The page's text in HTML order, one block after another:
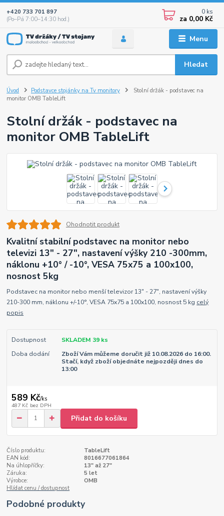
Menu
Hledat
+420 733 701 897
(Po–Pá 7:00–14:30 hod.)
0 ks
za 0,00 Kč
Úvod Podstavce stojánky na Tv monitory
Stolní držák - podstavec na
monitor OMB TableLift
Stolní držák - podstavec na
monitor OMB TableLift
Ohodnotit produkt
Kvalitní stabilní podstavec na monitor nebo
televizi 13" - 27", nastavení výšky 210 -300mm,
náklonu +10° / -10°, VESA 75x75 a 100x100,
nosnost 5kg
Podstavec na monitor nebo menší televizor 13" - 27", nastavení výšky
210-300 mm, náklonu +/-10°, VESA 75x75 a 100x100, nosnost 5 kg celý
popis
Dostupnost
SKLADEM 39 ks
Doba dodání
Zboží Vám můžeme doručit již 10.08.2026 do 16:00.
Stačí, když zboží objednáte nejpozději dnes do
13:00
589 Kč/ks
487 Kč bez DPH
Přidat do košíku
Číslo produktu:
TableLift
EAN kód:
8016677061864
Na úhlopříčky:
13" až 27"
Záruka:
5 let
Výrobce:
OMB
Hlídat cenu / dostupnost
Podobné produkty